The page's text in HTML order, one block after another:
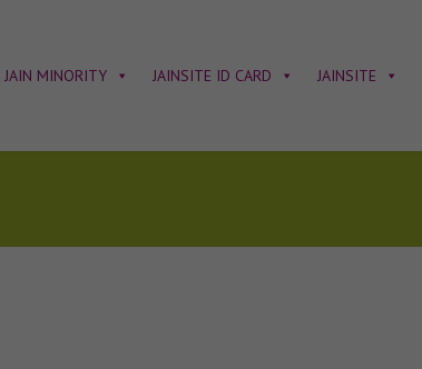
JAIN MINORITY JAINSITE ID CARD JAINSITE